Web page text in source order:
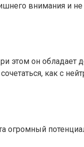
внимания и
этом он обладает
как с
огромный